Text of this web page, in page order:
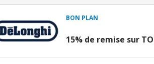
BON PLAN
15% de remise sur